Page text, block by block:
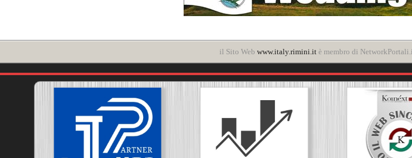
il Sito Web www.italy.rimini.itè membro di